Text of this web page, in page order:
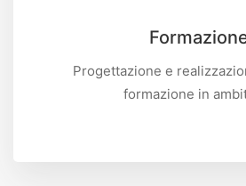
Progettazione e
formazione in